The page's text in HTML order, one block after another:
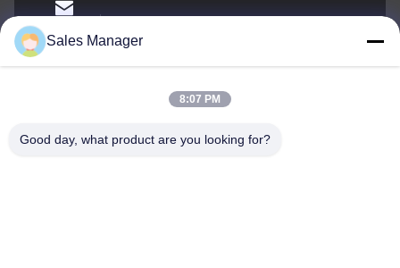
Электронная
001-512-7443871
Sales Manager
8:07 PM
Good day, what product are you looking for?